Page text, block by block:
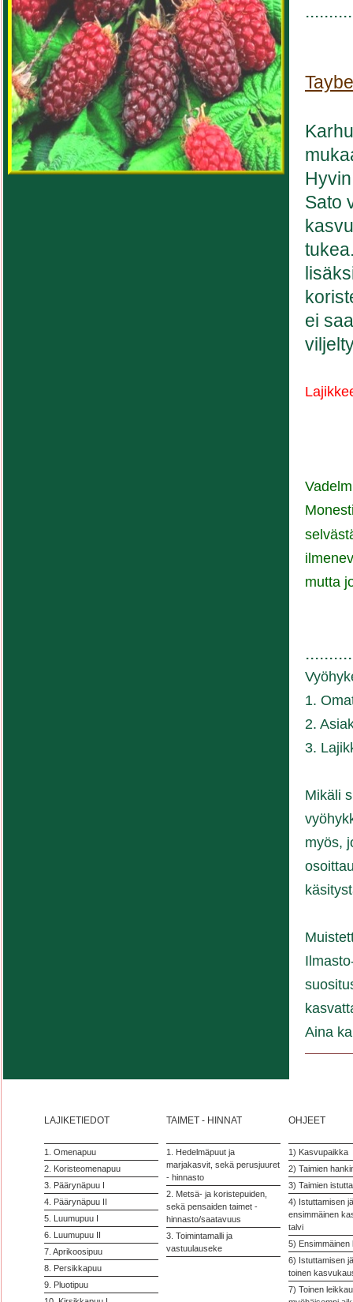
Sato
ei
mutta
1.
2.
3.
Mikäli
myös,
Aina
LAJIKETIEDOT
1. Omenapuu
2. Koristeomenapuu
3. Päärynäpuu I
4. Päärynäpuu II
5. Luumupuu I
6. Luumupuu II
7. Aprikoosipuu
8. Persikkapuu
9. Pluotipuu
TAIMET - HINNAT
1. Hedelmäpuut ja
marjakasvit, sekä perusjuuret
- hinnasto
2. Metsä- ja koristepuiden,
sekä pensaiden taimet -
hinnasto/saatavuus
3. Toimintamalli ja
vastuulauseke
OHJEET
1) Kasvupaikka
2) Taimien
3) Taimien
4) Istuttamisen
ensimmäinen
talvi
5) Ensimmäinen
6) Istuttamisen
toinen
7) Toinen